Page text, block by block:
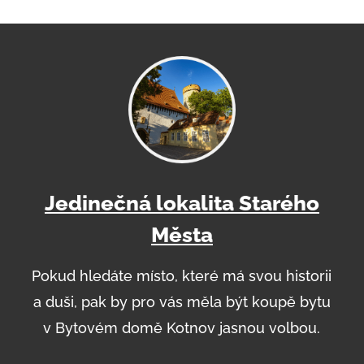
Jedinečná lokalita Starého
Města
Pokud hledáte místo, které má svou historii
a duši, pak by pro vás měla být koupě bytu
v Bytovém domě Kotnov jasnou volbou.